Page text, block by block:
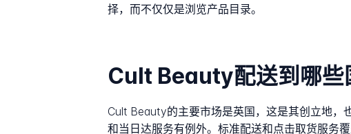
择，而不仅仅是浏览产品目录。
Cult Beauty配送到哪些
Cult Beauty的主要市场是英国，这是其创立地，
和当日达服务有例外。标准配送和点击取货服务